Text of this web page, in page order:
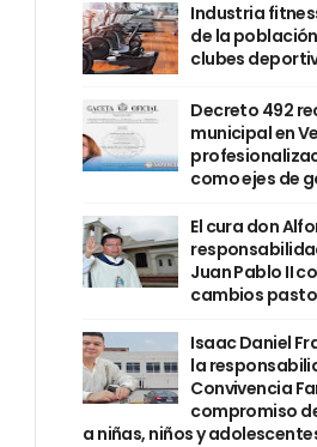
Industria
de la
clubes
Decreto 492
municipal en
como ejes de
El cura don
Juan Pablo II
cambios
Isaac Daniel
la
Convivencia
compromiso
a niñas, niños y